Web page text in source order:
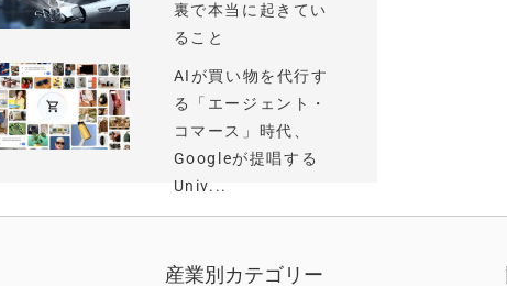
裏で本当に起きてい
ること
AIが買い物を代行す
る「エージェント・
コマース」時代、
Googleが提唱する
Univ...
産業別カテゴリー